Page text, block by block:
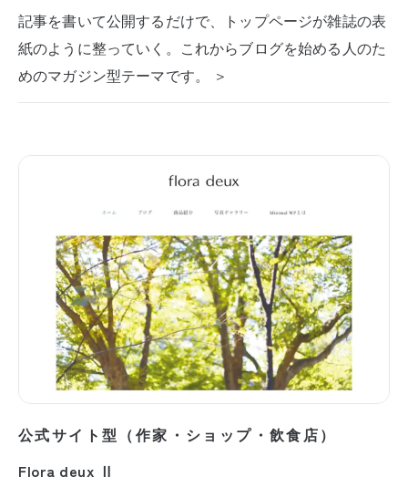
記事を書いて公開するだけで、トップページが雑誌の表
紙のように整っていく。これからブログを始める人のた
めのマガジン型テーマです。 ＞
公式サイト型（作家・ショップ・飲食店）
Flora deux Ⅱ